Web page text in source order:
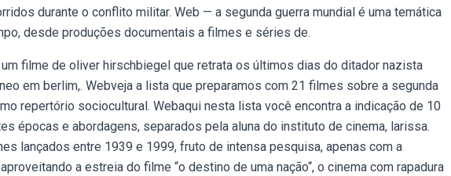
durante o conflito militar. Web — a segunda guerra mundial é uma temática
desde produções documentais a filmes e séries de.
um filme de oliver hirschbiegel que retrata os últimos dias do ditador nazista
em berlim,. Webveja a lista que preparamos com 21 filmes sobre a segunda
repertório sociocultural. Webaqui nesta lista você encontra a indicação de 10
épocas e abordagens, separados pela aluna do instituto de cinema, larissa.
lançados entre 1939 e 1999, fruto de intensa pesquisa, apenas com a
a estreia do filme “o destino de uma nação“, o cinema com rapadura